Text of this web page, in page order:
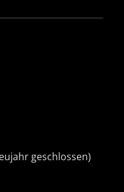
geschlossen)